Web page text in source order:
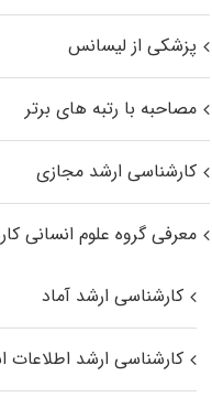
پزشکی از لیسانس
مصاحبه با رتبه های برتر
کارشناسی ارشد مجازی
معرفی گروه علوم انسانی
کارشناسی ارشد آماد
کارشناسی ارشد اطلاعات